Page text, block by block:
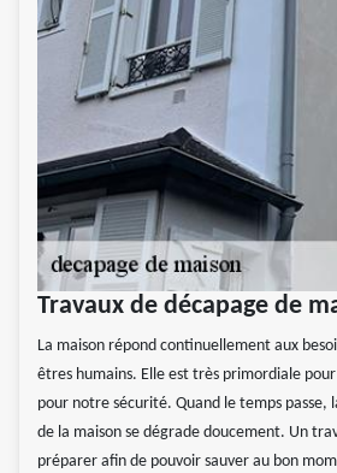
Travaux de décapage de
La maison répond continuellement aux
êtres humains. Elle est très primordiale
pour notre sécurité. Quand le temps passe,
de la maison se dégrade doucement. Un
préparer afin de pouvoir sauver au bon